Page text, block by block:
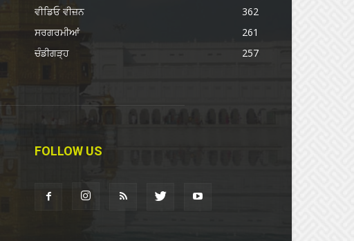
ਵੀਡਿਓ ਵੀਜ਼ਨ
362
ਸਰਗਰਮੀਆਂ
261
ਚੰਡੀਗੜ੍ਹ
257
FOLLOW US